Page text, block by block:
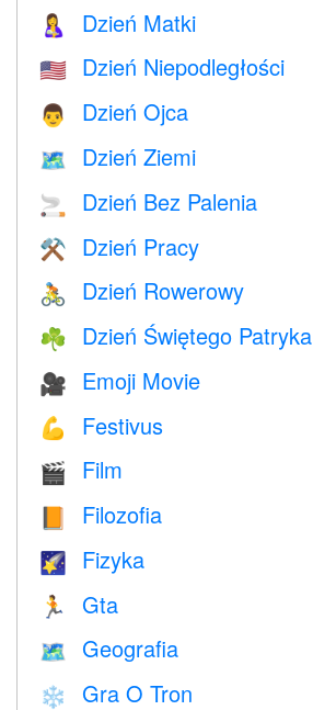
🤱 Dzień Matki
🇺🇸 Dzień Niepodległości
👨 Dzień Ojca
🗺️ Dzień Ziemi
🚬 Dzień Bez Palenia
⚒️ Dzień Pracy
🚴 Dzień Rowerowy
☘️ Dzień Świętego Patryka
🎥 Emoji Movie
💪 Festivus
🎬 Film
📙 Filozofia
🌠 Fizyka
🏃 Gta
🗺 Geografia
❄️ Gra O Tron